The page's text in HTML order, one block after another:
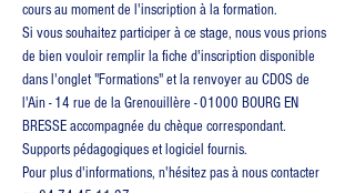
cours au moment de l'inscription à la formation.
Si vous souhaitez participer à ce stage, nous vous prions
de bien vouloir remplir la fiche d'inscription disponible
dans l'onglet "Formations" et la renvoyer au CDOS de
l'Ain - 14 rue de la Grenouillère - 01000 BOURG EN
BRESSE accompagnée du chèque correspondant.
Supports pédagogiques et logiciel fournis.
Pour plus d'informations, n'hésitez pas à nous contacter